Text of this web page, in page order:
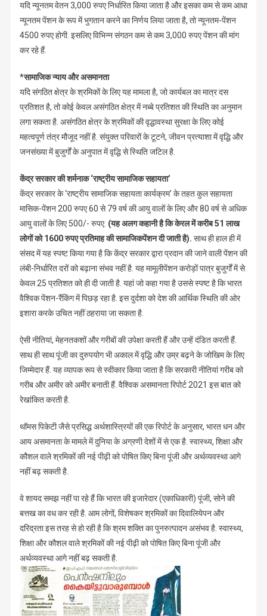
यदि न्यूनतम वेतन 3,000 रुपए निर्धारित किया जाता है और इसका कम से कम आधा
न्यूनतम पेंशन के रूप में भुगतान करने का निर्णय लिया जाता है, तो न्यूनतम-पेंशन
4500 रुपए होगी. इसलिए विभिन्न संगठन कम से कम 3,000 रुपए पेंशन की मांग
कर रहे हैं.
*सामाजिक न्याय और असमानता
यदि संगठित क्षेत्र के श्रमिकों के लिए यह मामला है, जो कार्यबल का मात्र दस
प्रतिशत है, तो कोई केवल असंगठित क्षेत्र में नब्बे प्रतिशत की स्थिति का अनुमान
लगा सकता है. असंगठित क्षेत्र के श्रमिकों की वृद्धावस्था सुरक्षा के लिए कोई
महत्वपूर्ण तंत्र मौजूद नहीं है. संयुक्त परिवारों के टूटने, जीवन प्रत्याशा में वृद्धि और
जनसंख्या में बुजुर्गों के अनुपात में वृद्धि से स्थिति जटिल है.
केंद्र सरकार की शर्मनाक ‘राष्ट्रीय सामाजिक सहायता’
केंद्र सरकार के ‘राष्ट्रीय सामाजिक सहायता कार्यक्रम’ के तहत कुल सहायता
मासिक-पेंशन 200 रुपए 60 से 79 वर्ष की आयु वालों के लिए और 80 वर्ष से अधिक
आयु वालों के लिए 500/- रुपए. (यह अलग कहानी है कि केरल में करीब 51 लाख
लोगों को 1600 रुपए प्रतिमाह की सामाजिकपेंशन दी जाती है). साथ ही हाल ही में
संसद में यह स्पष्ट किया गया है कि केंद्र सरकार द्वारा प्रदान की जाने वाली पेंशन की
लंबी-निर्धारित दरों को बढ़ाना संभव नहीं है. यह मामूलीपेंशन करोड़ों पात्र बुजुर्गों में से
केवल 25 प्रतिशत को ही दी जाती है. यहां जो कहा गया है उससे स्पष्ट है कि भारत
वैश्विक पेंशन-रैंकिंग में पिछड़ रहा है. इस दुर्दशा को देश की आर्थिक स्थिति की ओर
इशारा करके उचित नहीं ठहराया जा सकता है.
ऐसी नीतियां, मेहनतकशों और गरीबों की उपेक्षा करती हैं और उन्हें दंडित करती हैं.
साथ ही साथ पूंजी का दुरुपयोग भी अकाल में वृद्धि और उम्र बढ़ने के जोखिम के लिए
जिम्मेदार हैं. यह व्यापक रूप से स्वीकार किया जाता है कि सरकारी नीतियां गरीब को
गरीब और अमीर को अमीर बनाती हैं. वैश्विक असमानता रिपोर्ट 2021 इस बात को
रेखांकित करती है.
थॉमस पिकेटी जैसे प्रसिद्ध अर्थशास्त्रियों की एक रिपोर्ट के अनुसार, भारत धन और
आय असमानता के मामले में दुनिया के अग्रणी देशों में से एक है. स्वास्थ्य, शिक्षा और
कौशल वाले श्रमिकों की नई पीढ़ी को पोषित किए बिना पूंजी और अर्थव्यवस्था आगे
नहीं बढ़ सकती है.
वे शायद समझ नहीं पा रहे हैं कि भारत की इजारेदार (एकाधिकारी) पूंजी, सोने की
बत्तख का वध कर रही है. आम लोगों, विशेषकर श्रमिकों का दिवालियेपन और
दरिद्रता इस तरह से हो रही है कि श्रम शक्ति का पुनरुत्पादन असंभव है. स्वास्थ्य,
शिक्षा और कौशल वाले श्रमिकों की नई पीढ़ी को पोषित किए बिना पूंजी और
अर्थव्यवस्था आगे नहीं बढ़ सकती है.